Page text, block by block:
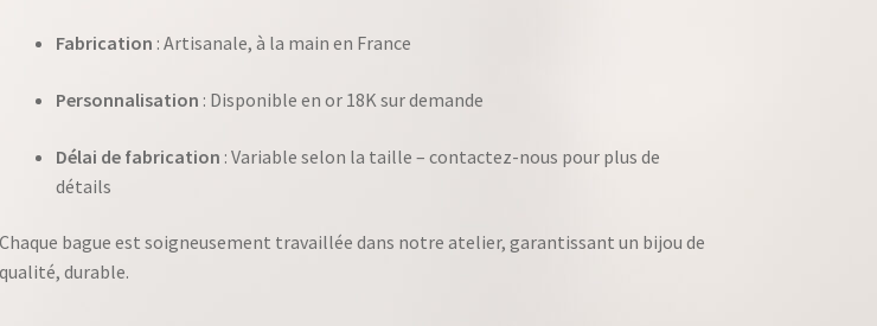
Fabrication : Artisanale, à la main en France
Personnalisation : Disponible en or 18K sur demande
Délai de fabrication : Variable selon la taille – contactez-nous pour plus de
détails
Chaque bague est soigneusement travaillée dans notre atelier, garantissant un bijou de
qualité, durable.